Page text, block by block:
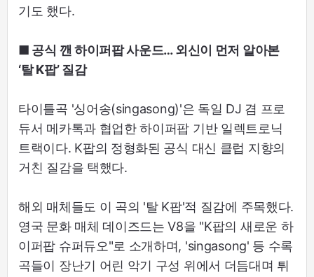
기도 했다.
■ 공식 깬 하이퍼팝 사운드… 외신이 먼저 알아본
‘탈 K팝’ 질감
타이틀곡 '싱어송(singasong)'은 독일 DJ 겸 프로
듀서 메카톡과 협업한 하이퍼팝 기반 일렉트로닉
트랙이다. K팝의 정형화된 공식 대신 클럽 지향의
거친 질감을 택했다.
해외 매체들도 이 곡의 '탈 K팝'적 질감에 주목했다.
영국 문화 매체 데이즈드는 V8을 "K팝의 새로운 하
이퍼팝 슈퍼듀오"로 소개하며, 'singasong' 등 수록
곡들이 장난기 어린 악기 구성 위에서 더듬대며 튀